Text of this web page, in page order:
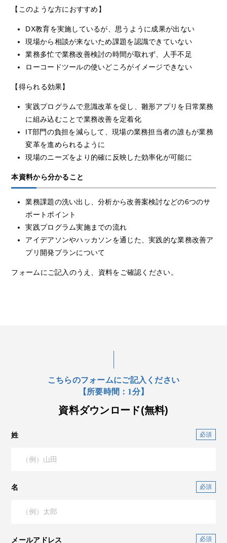
【このような方におすすめ】
DX教育を実施しているが、思うように成果が出ない
現場から相談が来ないため課題を認識できていない
業務多忙で業務改善検討の時間が取れず、人手不足
ローコードツールの使いどころがイメージできない
【得られる効果】
実践プログラムで意識改革を促し、雛形アプリを日常業務
に組み込むことで業務改善を定着化
IT部門の負担を減らして、現場の業務担当者の誰もが業務
変革を進められるように
現場のニーズをより的確に反映した効率化が可能に
本資料から分かること
業務課題の洗い出し、分析から改善案検討などの6つのサ
ポートポイント
実践プログラム実施までの流れ
アイデアソンやハッカソンを通じた、実践的な業務改善ア
プリ開発プランについて
フォームにご記入のうえ、資料をご確認ください。
こちらのフォームにご記入ください
【所要時間：1分】
資料ダウンロード(無料)
姓
名
メールアドレス